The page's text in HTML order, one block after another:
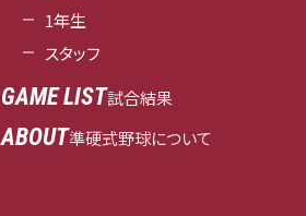
1年生
スタッフ
GAME LIST試合結果
ABOUT準硬式野球について